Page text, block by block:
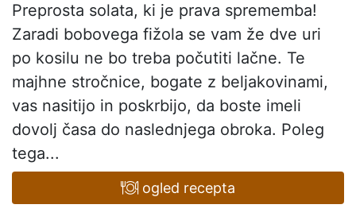
Preprosta solata, ki je prava sprememba!
Zaradi bobovega fižola se vam že dve uri
po kosilu ne bo treba počutiti lačne. Te
majhne stročnice, bogate z beljakovinami,
vas nasitijo in poskrbijo, da boste imeli
dovolj časa do naslednjega obroka. Poleg
tega...
ogled recepta